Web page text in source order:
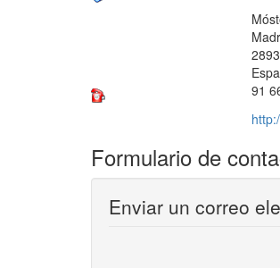
91
Formulario de
Enviar un correo